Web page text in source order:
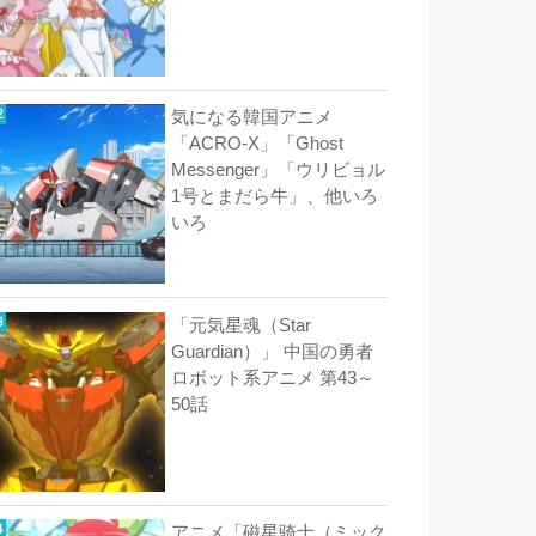
気になる韓国アニメ
「ACRO-X」「Ghost
Messenger」「ウリビョル
1号とまだら牛」、他いろ
いろ
「元気星魂（Star
Guardian）」 中国の勇者
ロボット系アニメ 第43～
50話
アニメ「磁星骑士（ミック